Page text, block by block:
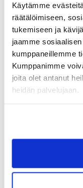
Käytämme
räätälöimiseen,
tukemiseen ja
jaamme
kumppaneillemme
Kumppanimme
joita olet antanut
heidän palvelujaan.